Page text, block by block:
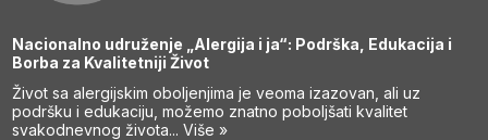
Nacionalno udruženje „Alergija i ja“: Podrška, Edukacija i
Borba za Kvalitetniji Život
Život sa alergijskim oboljenjima je veoma izazovan, ali uz
podršku i edukaciju, možemo znatno poboljšati kvalitet
svakodnevnog života...Više »